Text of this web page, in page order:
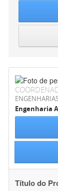
Engenharia
Título do